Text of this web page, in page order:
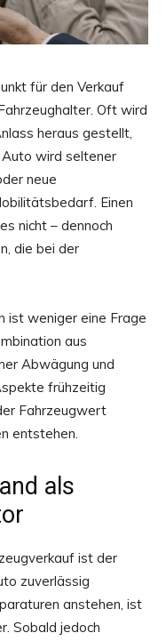
für den Verkauf
Oft wird
heraus gestellt,
wird seltener
neue
Einen
nicht – dennoch
die bei der
ist weniger eine Frage
aus
Abwägung und
frühzeitig
Fahrzeugwert
entstehen.
als
ist der
zuverlässig
anstehen, ist
Sobald jedoch